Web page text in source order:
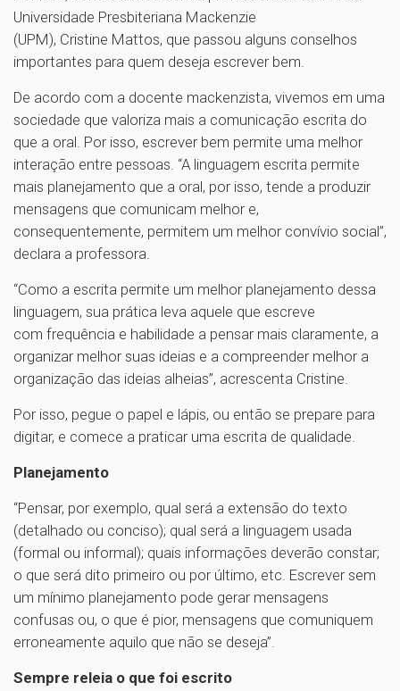
Universidade Presbiteriana Mackenzie
(UPM), Cristine Mattos, que passou alguns conselhos
importantes para quem deseja escrever bem.
De acordo com a docente mackenzista, vivemos em uma
sociedade que valoriza mais a comunicação escrita do
que a oral. Por isso, escrever bem permite uma melhor
interação entre pessoas. “A linguagem escrita permite
mais planejamento que a oral, por isso, tende a produzir
mensagens que comunicam melhor e,
consequentemente, permitem um melhor convívio social”,
declara a professora.
“Como a escrita permite um melhor planejamento dessa
linguagem, sua prática leva aquele que escreve
com frequência e habilidade a pensar mais claramente, a
organizar melhor suas ideias e a compreender melhor a
organização das ideias alheias”, acrescenta Cristine.
Por isso, pegue o papel e lápis, ou então se prepare para
digitar, e comece a praticar uma escrita de qualidade.
Planejamento
“Pensar, por exemplo, qual será a extensão do texto
(detalhado ou conciso); qual será a linguagem usada
(formal ou informal); quais informações deverão constar;
o que será dito primeiro ou por último, etc. Escrever sem
um mínimo planejamento pode gerar mensagens
confusas ou, o que é pior, mensagens que comuniquem
erroneamente aquilo que não se deseja”.
Sempre releia o que foi escrito